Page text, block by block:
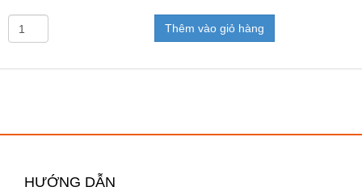
Thêm vào giỏ hàng
HƯỚNG DẪN